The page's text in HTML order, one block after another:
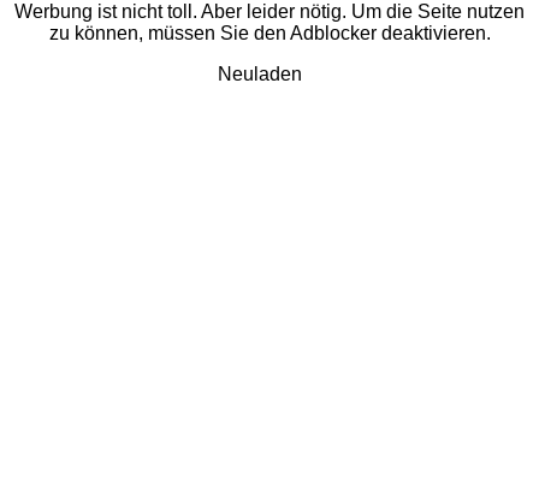
Werbung ist nicht toll. Aber leider nötig. Um die Seite nutzen
zu können, müssen Sie den Adblocker deaktivieren.
Neuladen